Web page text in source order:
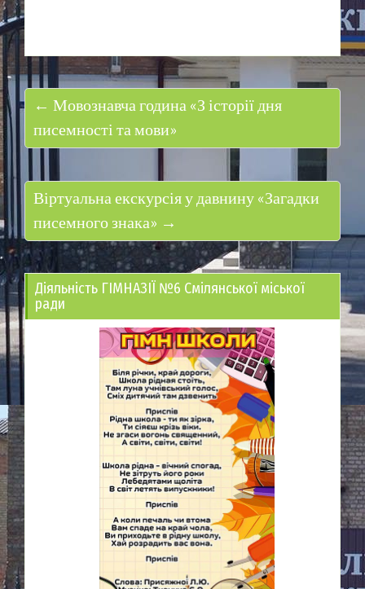
← Мовознавча година «З історії дня
писемності та мови»
Віртуальна екскурсія у давнину «Загадки
писемного знака» →
Діяльність ГІМНАЗІЇ №6 Смілянської міської
ради